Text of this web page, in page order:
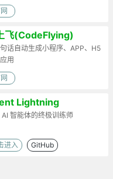
飞(CodeFlying)
话自动生成小程序、APP、H5
用
Lightning
AI 智能体的终极训练师
进入 GitHub